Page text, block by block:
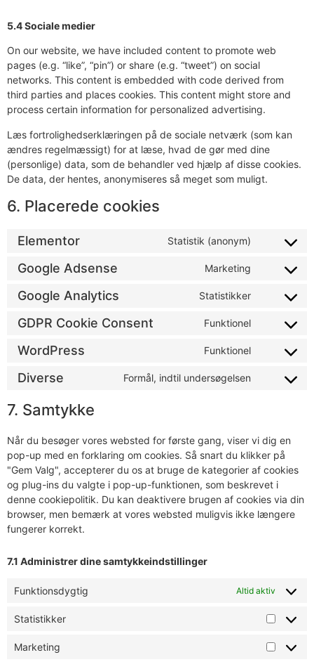
5.4 Sociale medier
On our website, we have included content to promote web
pages (e.g. “like”, “pin”) or share (e.g. “tweet”) on social
networks. This content is embedded with code derived from
third parties and places cookies. This content might store and
process certain information for personalized advertising.
Læs fortrolighedserklæringen på de sociale netværk (som kan
ændres regelmæssigt) for at læse, hvad de gør med dine
(personlige) data, som de behandler ved hjælp af disse cookies.
De data, der hentes, anonymiseres så meget som muligt.
6. Placerede cookies
Elementor Statistik (anonym)
Google Adsense Marketing
Google Analytics Statistikker
GDPR Cookie Consent Funktionel
WordPress Funktionel
Diverse Formål, indtil undersøgelsen
7. Samtykke
Når du besøger vores websted for første gang, viser vi dig en
pop-up med en forklaring om cookies. Så snart du klikker på
"Gem Valg", accepterer du os at bruge de kategorier af cookies
og plug-ins du valgte i pop-up-funktionen, som beskrevet i
denne cookiepolitik. Du kan deaktivere brugen af ​​cookies via din
browser, men bemærk at vores websted muligvis ikke længere
fungerer korrekt.
7.1 Administrer dine samtykkeindstillinger
Funktionsdygtig Altid aktiv
Statistikker
Marketing